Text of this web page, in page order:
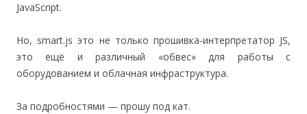
JavаScript.
Но, smart.js это не только прошивка-интерпретатор JS,
это ещё и различный «обвес» для работы с
оборудованием и облачная инфраструктура.
За подробностями — прошу под кат.